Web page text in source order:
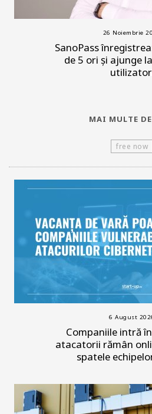
26 Noiembrie
SanoPass
de 5 ori și ajunge
MAI MULTE
free now
6 August
Companiile intră
atacatorii rămân
spatele